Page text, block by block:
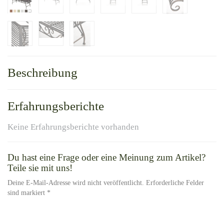
Beschreibung
Erfahrungsberichte
Keine Erfahrungsberichte vorhanden
Du hast eine Frage oder eine Meinung zum Artikel?
Teile sie mit uns!
Deine E-Mail-Adresse wird nicht veröffentlicht. Erforderliche Felder
sind markiert *